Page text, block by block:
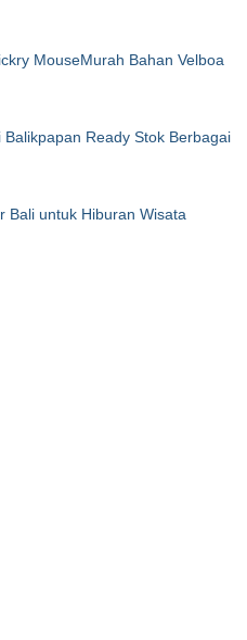
MouseMurah Bahan Velboa
Ready Stok Berbagai
Bali untuk Hiburan Wisata